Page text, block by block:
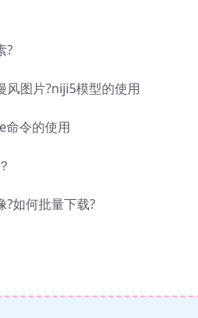
?
风图片?niji5模型的使用
命令的使用
?如何批量下载?